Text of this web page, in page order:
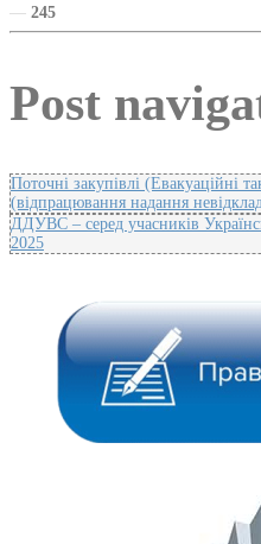
— 245
Post
Поточні закупівлі (Евакуаційні
(відпрацювання надання
ДДУВС – серед учасників
2025